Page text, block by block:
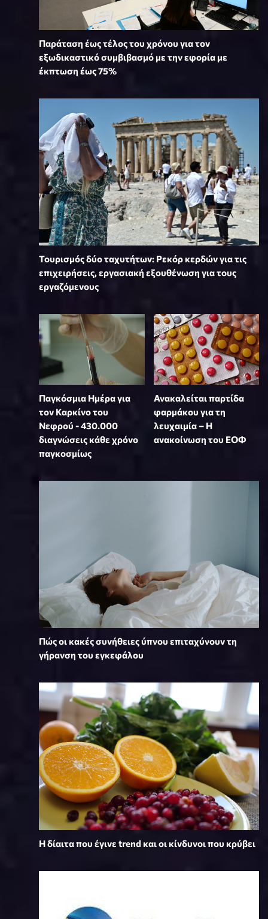
Παράταση έως τέλος του χρόνου για τον
εξωδικαστικό συμβιβασμό με την εφορία με
έκπτωση έως 75%
Τουρισμός δύο ταχυτήτων: Ρεκόρ κερδών για τις
επιχειρήσεις, εργασιακή εξουθένωση για τους
εργαζόμενους
Παγκόσμια Ημέρα για
τον Καρκίνο του
Νεφρού - 430.000
διαγνώσεις κάθε χρόνο
παγκοσμίως
Ανακαλείται παρτίδα
φαρμάκου για τη
λευχαιμία – Η
ανακοίνωση του ΕΟΦ
Πώς οι κακές συνήθειες ύπνου επιταχύνουν τη
γήρανση του εγκεφάλου
Η δίαιτα που έγινε trend και οι κίνδυνοι που κρύβει